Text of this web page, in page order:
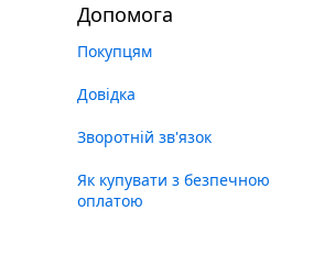
Допомога
Покупцям
Довідка
Зворотній зв'язок
Як купувати з безпечною
оплатою